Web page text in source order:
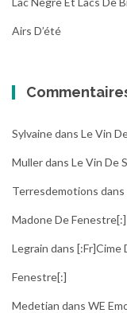
Airs D’été
Sylvainedans Le Vin
Mullerdans Le Vin De
Terresdemotions dans
Madone De Fenestre[:]
Legrain dans [:fr]Cime
Fenestre[:]
Medetian dans WE